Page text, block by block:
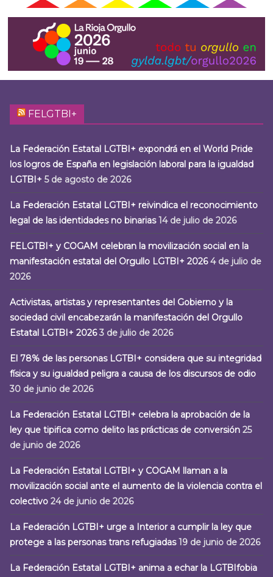
FELGTBI+
La Federación Estatal LGTBI+ expondrá en el World Pride
los logros de España en legislación laboral para la igualdad
LGTBI+ 5 de agosto de 2026
La Federación Estatal LGTBI+ reivindica el reconocimiento
legal de las identidades no binarias 14 de julio de 2026
FELGTBI+ y COGAM celebran la movilización social en la
manifestación estatal del Orgullo LGTBI+ 2026 4 de julio de
2026
Activistas, artistas y representantes del Gobierno y la
sociedad civil encabezarán la manifestación del Orgullo
Estatal LGTBI+ 2026 3 de julio de 2026
El 78% de las personas LGTBI+ considera que su integridad
física y su igualdad peligra a causa de los discursos de odio
30 de junio de 2026
La Federación Estatal LGTBI+ celebra la aprobación de la
ley que tipifica como delito las prácticas de conversión 25
de junio de 2026
La Federación Estatal LGTBI+ y COGAM llaman a la
movilización social ante el aumento de la violencia contra el
colectivo 24 de junio de 2026
La Federación LGTBI+ urge a Interior a cumplir la ley que
protege a las personas trans refugiadas 19 de junio de 2026
La Federación Estatal LGTBI+ anima a echar la LGTBIfobia